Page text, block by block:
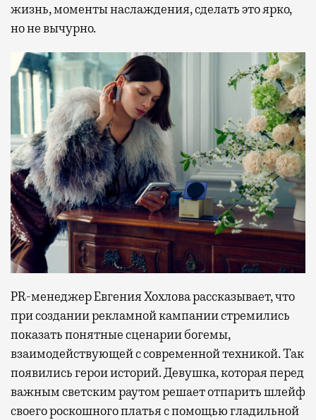
жизнь, моменты наслаждения, сделать это ярко,
но не вычурно.
PR-менеджер Евгения Хохлова рассказывает, что
при создании рекламной кампании стремились
показать понятные сценарии богемы,
взаимодействующей с современной техникой. Так
появились герои историй. Девушка, которая перед
важным светским раутом решает отпарить шлейф
своего роскошного платья с помощью гладильной